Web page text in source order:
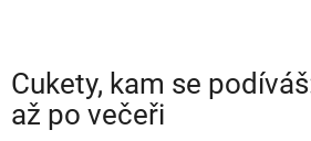
Cukety, kam se
až po večeři